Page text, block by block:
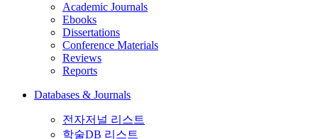
Academic Journals
Ebooks
Dissertations
Conference Materials
Reviews
Reports
Databases & Journals
전자저널 리스트
학술DB 리스트